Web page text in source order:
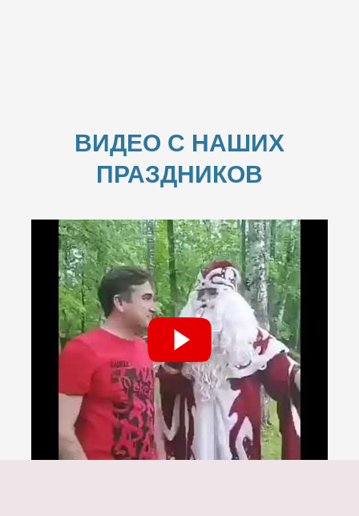
ВИДЕО С НАШИХ
ПРАЗДНИКОВ